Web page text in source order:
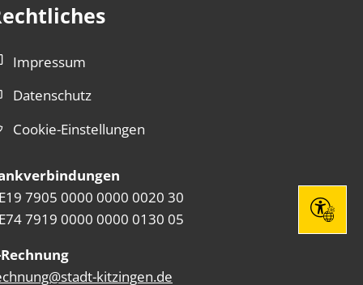
Impressum
Datenschutz
Cookie-Einstellungen
7905 0000 0000 0020 30
7919 0000 0000 0130 05
kitzingen.de
Seite